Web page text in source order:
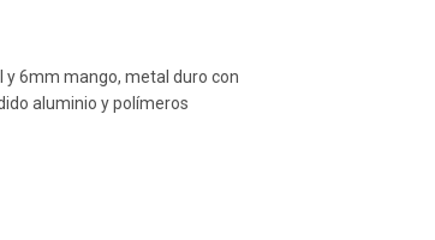
6mm mango, metal duro con
aluminio y polímeros